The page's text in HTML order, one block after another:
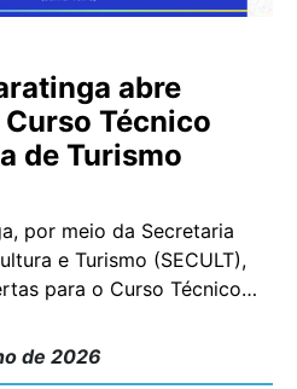
abre
Técnico
de Turismo
por meio da Secretaria
e Turismo (SECULT),
para o Curso Técnico
estudantes e pessoas
Médio. Com certificação
de 2026